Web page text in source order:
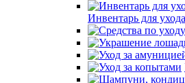
Инвентарь для